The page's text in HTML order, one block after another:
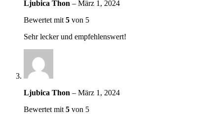
Ljubica Thon – März 1, 2024
Bewertet mit 5 von 5
Sehr lecker und empfehlenswert!
Ljubica Thon – März 1, 2024
Bewertet mit 5 von 5